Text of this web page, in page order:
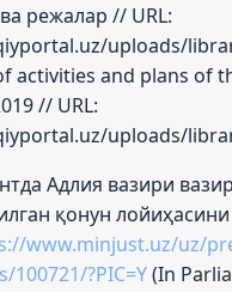
режалар // URL:
uploads/
activities and plans of
// URL:
uploads/
Адлия вазири
қонун
www.minjust.uz/uz/
100721/?PIC=Y(In